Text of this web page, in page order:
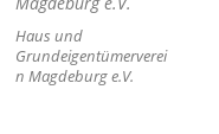
Haus und
Grundeigentümerverei
n Magdeburg e.V.